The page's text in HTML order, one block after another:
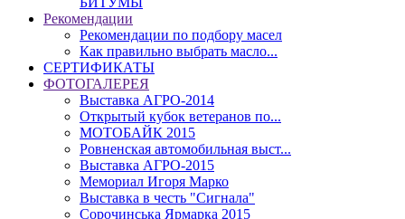
Рекомендации
Рекомендации по подбору масел
Как правильно выбрать масло...
СЕРТИФИКАТЫ
ФОТОГАЛЕРЕЯ
Выставка АГРО-2014
Открытый кубок ветеранов по...
МОТОБАЙК 2015
Ровненская автомобильная выст...
Выставка АГРО-2015
Мемориал Игоря Марко
Выставка в честь "Сигнала"
Сорочинська Ярмарка 2015